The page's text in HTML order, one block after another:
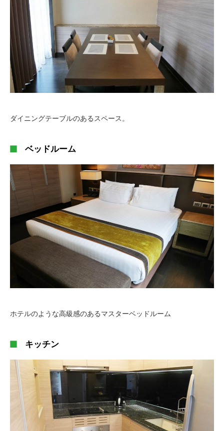
ダイニングテーブルのあるスペース。
ベッドルーム
ホテルのような高級感のあるマスターベッドルーム
キッチン